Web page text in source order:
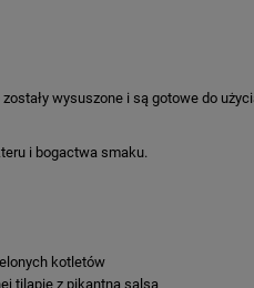
wysuszone i są gotowe do
i bogactwa smaku.
kotletów
tilapie z pikantną salsą